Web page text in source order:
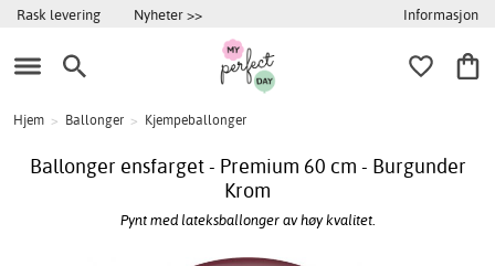
Rask levering Nyheter >> Informasjon
Hjem > Ballonger > Kjempeballonger
Ballonger ensfarget - Premium 60 cm - Burgunder
Krom
Pynt med lateksballonger av høy kvalitet.